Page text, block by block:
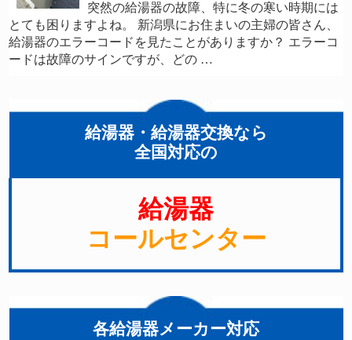
突然の給湯器の故障、特に冬の寒い時期には
とても困りますよね。 新潟県にお住まいの主婦の皆さん、
給湯器のエラーコードを見たことがありますか？ エラーコ
ードは故障のサインですが、どの …
給湯器・給湯器交換なら
全国対応の
給湯器
コールセンター
各給湯器メーカー対応